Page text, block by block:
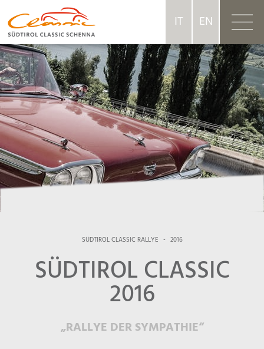
IT EN
SÜDTIROL CLASSIC RALLYE - 2016
SÜDTIROL CLASSIC
2016
„RALLYE DER SYMPATHIE“